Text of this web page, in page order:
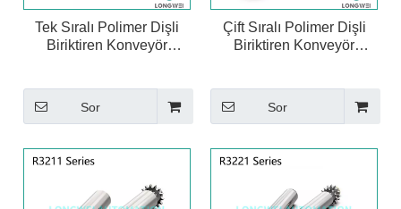
Sistem İletişim Arayüzü (G/Ç noktaları, veri yolu
Çevresel Gereksinimler (Toz/su koruma derecesi).
gerektirir.
Tek Sıralı Polimer Dişli
Biriktiren Konveyör
Sor
Çift Sıralı Polimer Dişli
Biriktiren Konveyör
Sor